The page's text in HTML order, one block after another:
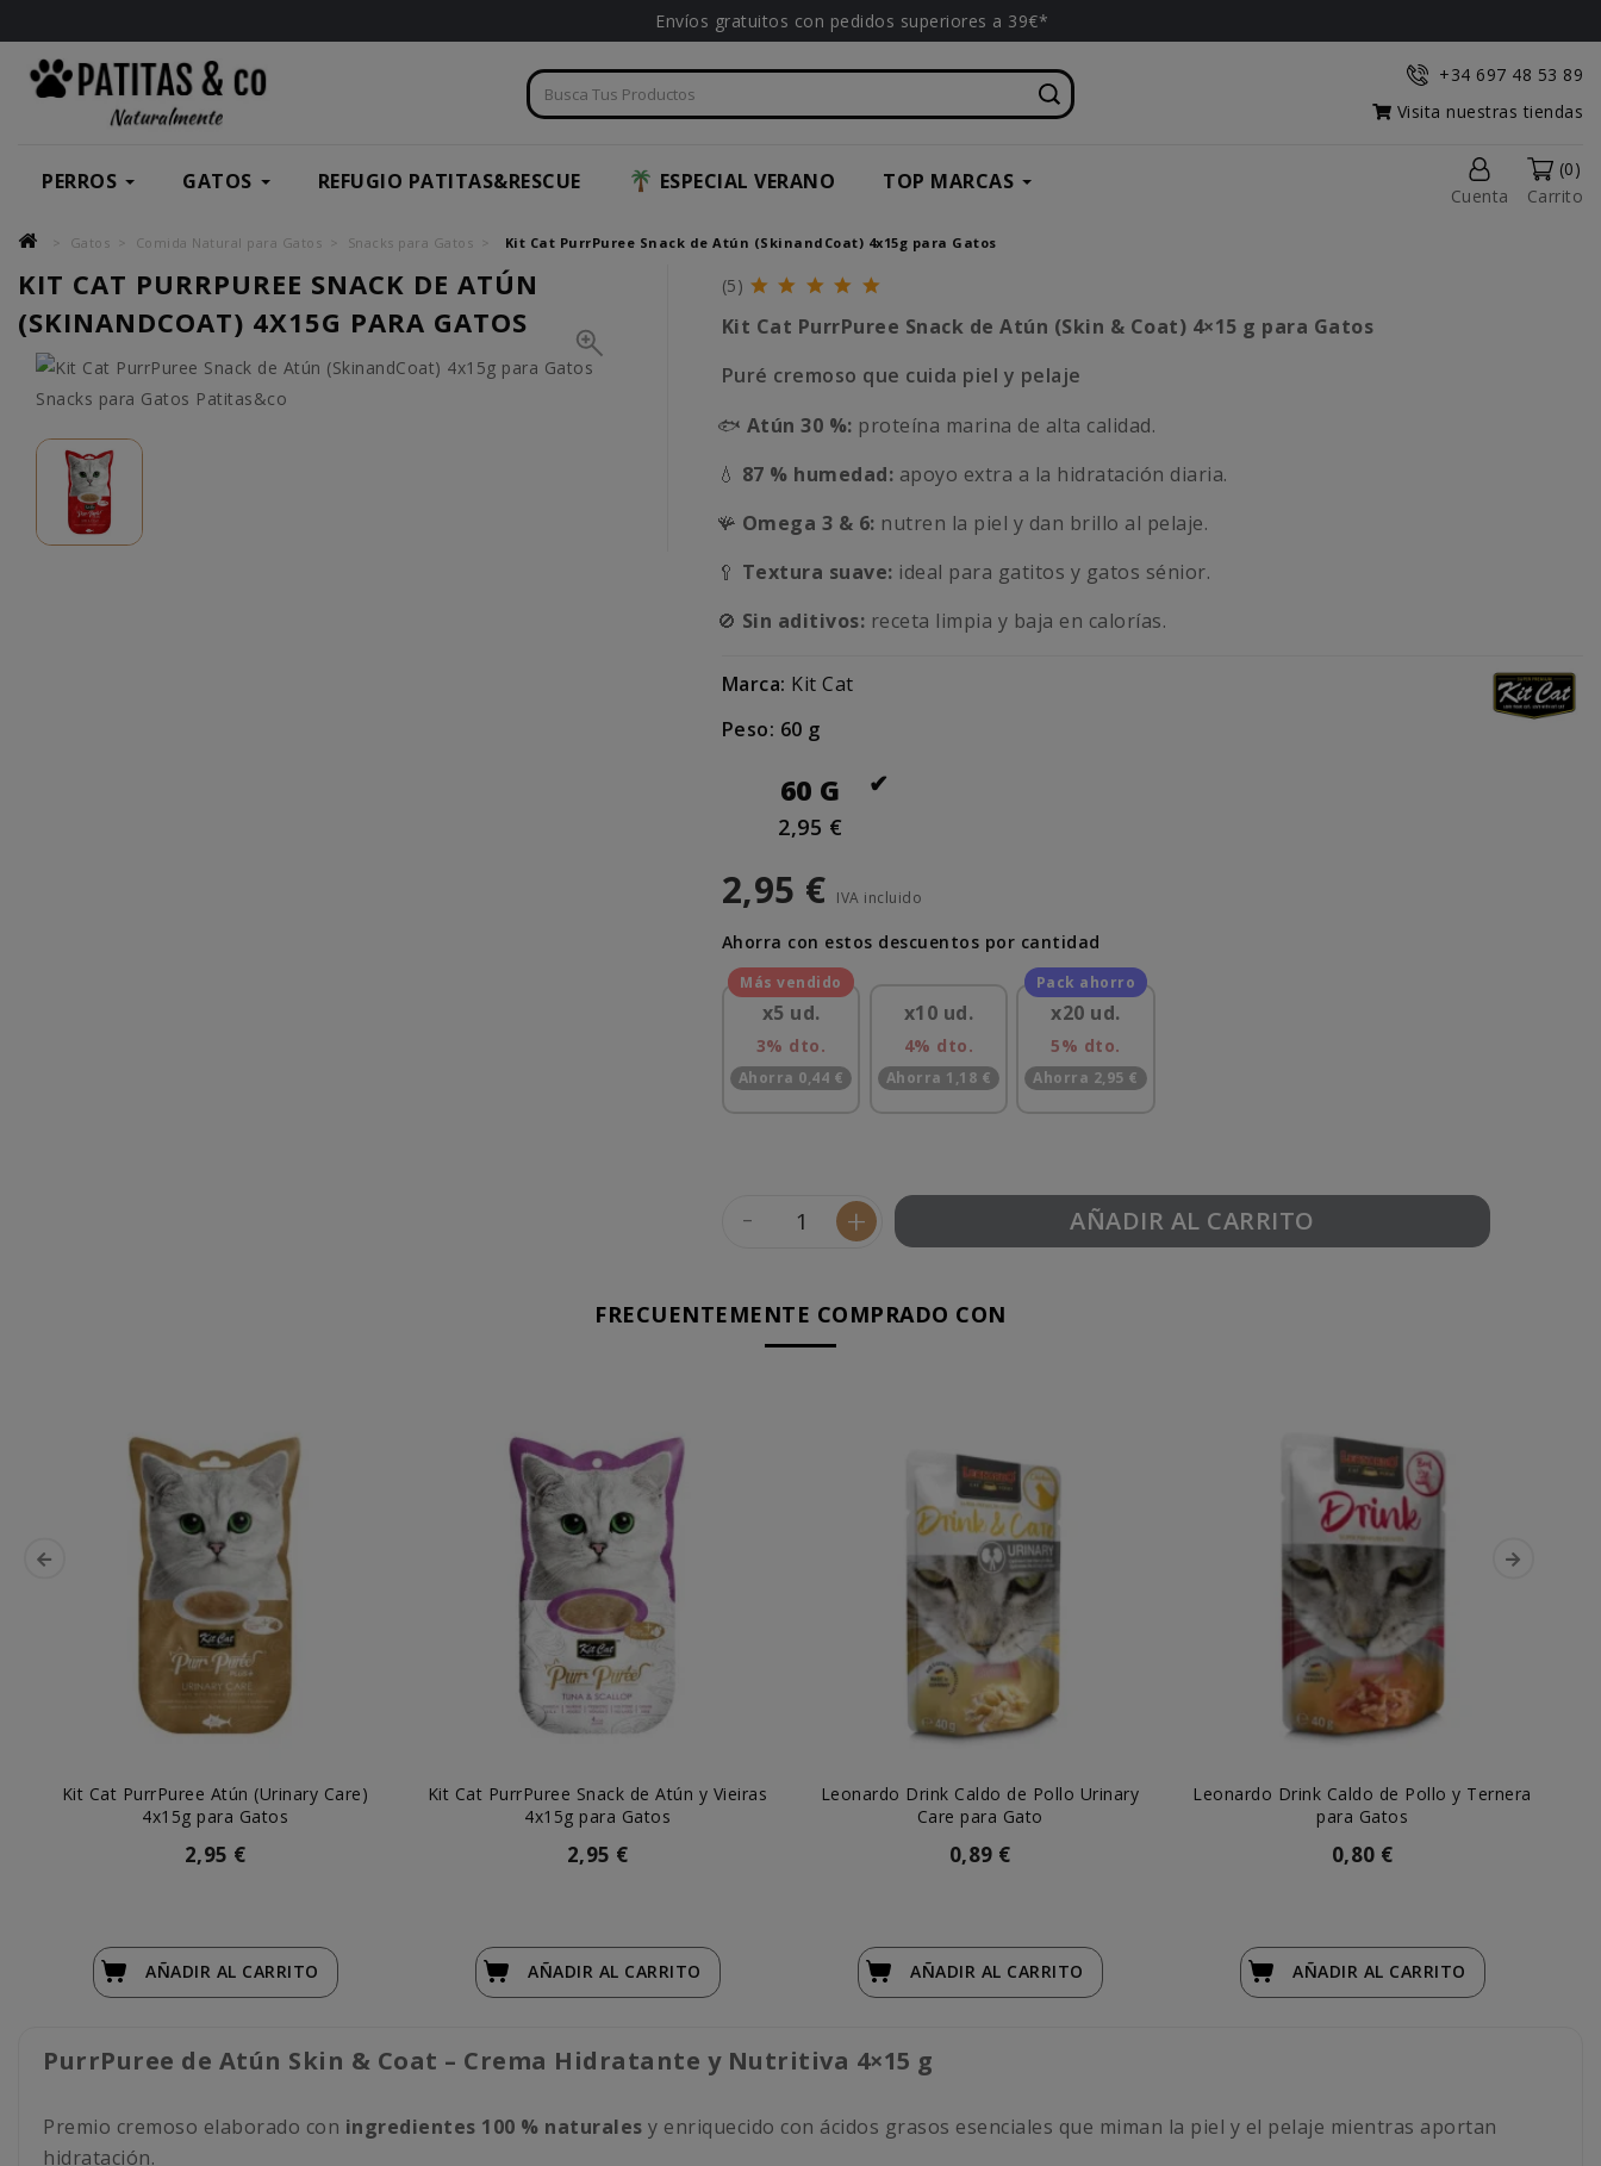
Envíos gratuitos con pedidos superiores a 39€*
+34 697 48 53 89
Visita nuestras tiendas
PERROS GATOS REFUGIO PATITAS&RESCUE ESPECIAL VERANO TOP MARCAS
Cuenta
(0)
Carrito
Gatos Comida Natural para Gatos Snacks para Gatos Kit Cat PurrPuree Snack de Atún (SkinandCoat) 4x15g para Gatos
KIT CAT PURRPUREE SNACK DE ATÚN
(SKINANDCOAT) 4X15G PARA GATOS
(5)
Kit Cat PurrPuree Snack de Atún (Skin & Coat) 4×15 g para Gatos
Puré cremoso que cuida piel y pelaje
🐟 Atún 30 %: proteína marina de alta calidad.
💧 87 % humedad: apoyo extra a la hidratación diaria.
🪸 Omega 3 & 6: nutren la piel y dan brillo al pelaje.
🥄 Textura suave: ideal para gatitos y gatos sénior.
🚫 Sin aditivos: receta limpia y baja en calorías.
Marca: Kit Cat
Peso: 60 g
60 G
2,95 €
2,95 € IVA incluido
Ahorra con estos descuentos por cantidad
x5 ud.
3% dto.
Ahorra 0,44 €
x10 ud.
4% dto.
Ahorra 1,18 €
x20 ud.
5% dto.
Ahorra 2,95 €
- + AÑADIR AL CARRITO
FRECUENTEMENTE COMPRADO CON
Kit Cat PurrPuree Atún (Urinary Care)
4x15g para Gatos
2,95 €
AÑADIR AL CARRITO
Kit Cat PurrPuree Snack de Atún y Vieiras
4x15g para Gatos
2,95 €
AÑADIR AL CARRITO
Leonardo Drink Caldo de Pollo Urinary
Care para Gato
0,89 €
AÑADIR AL CARRITO
Leonardo Drink Caldo de Pollo y Ternera
para Gatos
0,80 €
AÑADIR AL CARRITO
PurrPuree de Atún Skin & Coat – Crema Hidratante y Nutritiva 4×15 g
Premio cremoso elaborado con ingredientes 100 % naturales y enriquecido con ácidos grasos esenciales que miman la piel y el pelaje mientras aportan
hidratación.